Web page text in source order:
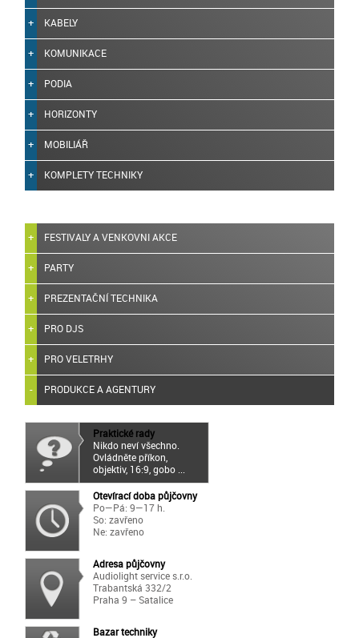
KABELY
KOMUNIKACE
PODIA
HORIZONTY
MOBILIÁŘ
KOMPLETY TECHNIKY
FESTIVALY A VENKOVNI AKCE
PARTY
PREZENTAČNÍ TECHNIKA
PRO DJS
PRO VELETRHY
PRODUKCE A AGENTURY
Praktické rady
Nikdo neví všechno.
Ovládněte příkon,
objektiv, 16:9, gobo ...
Otevírací doba půjčovny
Po—Pá: 9—17 h.
So: zavřeno
Ne: zavřeno
Adresa půjčovny
Audiolight service s.r.o.
Trabantská 332/2
Praha 9 – Satalice
Bazar techniky